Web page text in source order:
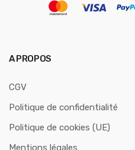
A PROPOS
CGV
Politique de confidentialité
Politique de cookies (UE)
Mentions légales